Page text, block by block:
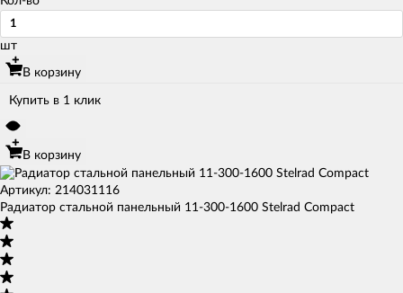
шт
В корзину
Купить в 1 клик
В корзину
Артикул: 214031116
Радиатор стальной панельный 11-300-1600 Stelrad Compact